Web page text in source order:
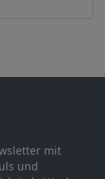
mit
und